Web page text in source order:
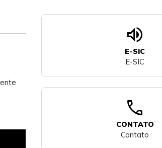
volume_up
E-SIC
E-SIC
call
CONTATO
Contato